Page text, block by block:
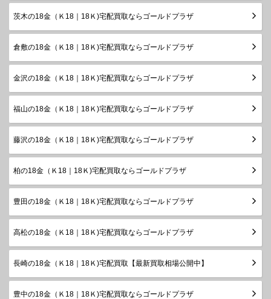
茨木の18金（Ｋ18｜18Ｋ)宅配買取ならゴールドプラザ
倉敷の18金（Ｋ18｜18Ｋ)宅配買取ならゴールドプラザ
金沢の18金（Ｋ18｜18Ｋ)宅配買取ならゴールドプラザ
福山の18金（Ｋ18｜18Ｋ)宅配買取ならゴールドプラザ
藤沢の18金（Ｋ18｜18Ｋ)宅配買取ならゴールドプラザ
柏の18金（Ｋ18｜18Ｋ)宅配買取ならゴールドプラザ
豊田の18金（Ｋ18｜18Ｋ)宅配買取ならゴールドプラザ
高松の18金（Ｋ18｜18Ｋ)宅配買取ならゴールドプラザ
長崎の18金（Ｋ18｜18Ｋ)宅配買取【最新買取相場公開中】
豊中の18金（Ｋ18｜18Ｋ)宅配買取ならゴールドプラザ